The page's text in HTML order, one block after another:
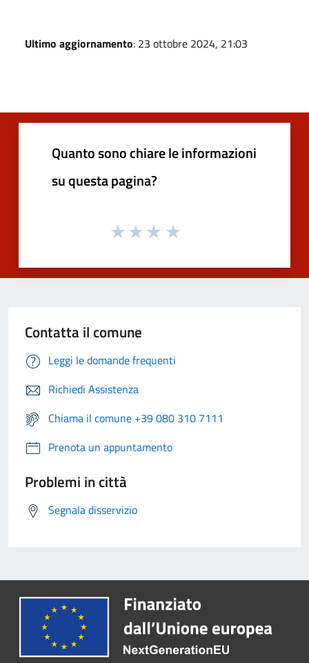
Ultimo aggiornamento: 23 ottobre 2024, 21:03
Quanto sono chiare le informazioni
su questa pagina?
Contatta il comune
Leggi le domande frequenti
Richiedi Assistenza
Chiama il comune +39 080 310 7111
Prenota un appuntamento
Problemi in città
Segnala disservizio